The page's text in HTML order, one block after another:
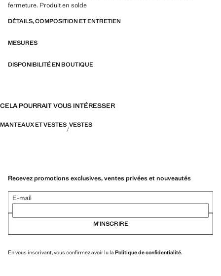
fermeture. Produit en solde
DÉTAILS, COMPOSITION ET ENTRETIEN
MESURES
DISPONIBILITÉ EN BOUTIQUE
CELA POURRAIT VOUS INTÉRESSER
MANTEAUX ET VESTES VESTES
Recevez promotions exclusives, ventes privées et nouveautés
E-mail
M’INSCRIRE
En vous inscrivant, vous confirmez avoir lu la Politique de confidentialité.